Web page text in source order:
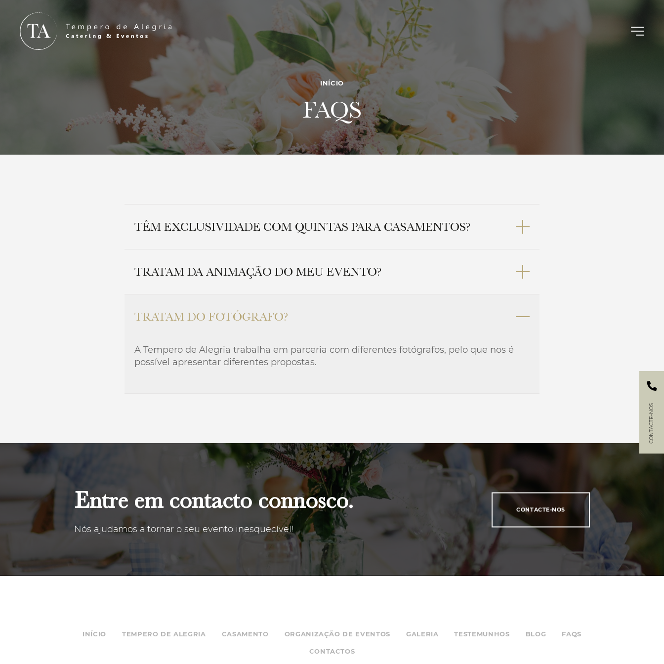
CONTACTE-NOS
INÍCIO
FAQS
TÊM EXCLUSIVIDADE COM QUINTAS PARA CASAMENTOS?
Casa Branca, em Montemor-o-Novo.
TRATAM DA ANIMAÇÃO DO MEU EVENTO?
música ao vivo, djs, danças, animação infantil, entre muitas outras.
TRATAM DO FOTÓGRAFO?
A Tempero de Alegria trabalha em parceria com diferentes fotógrafos, pelo que nos é
possível apresentar diferentes propostas.
Entre em contacto connosco.
Nós ajudamos a tornar o seu evento inesquecível!
CONTACTE-NOS
INÍCIO TEMPERO DE ALEGRIA CASAMENTO ORGANIZAÇÃO DE EVENTOS GALERIA TESTEMUNHOS BLOG FAQS
CONTACTOS